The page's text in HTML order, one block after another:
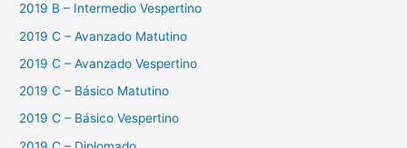
2019 B – Intermedio Vespertino
2019 C – Avanzado Matutino
2019 C – Avanzado Vespertino
2019 C – Básico Matutino
2019 C – Básico Vespertino